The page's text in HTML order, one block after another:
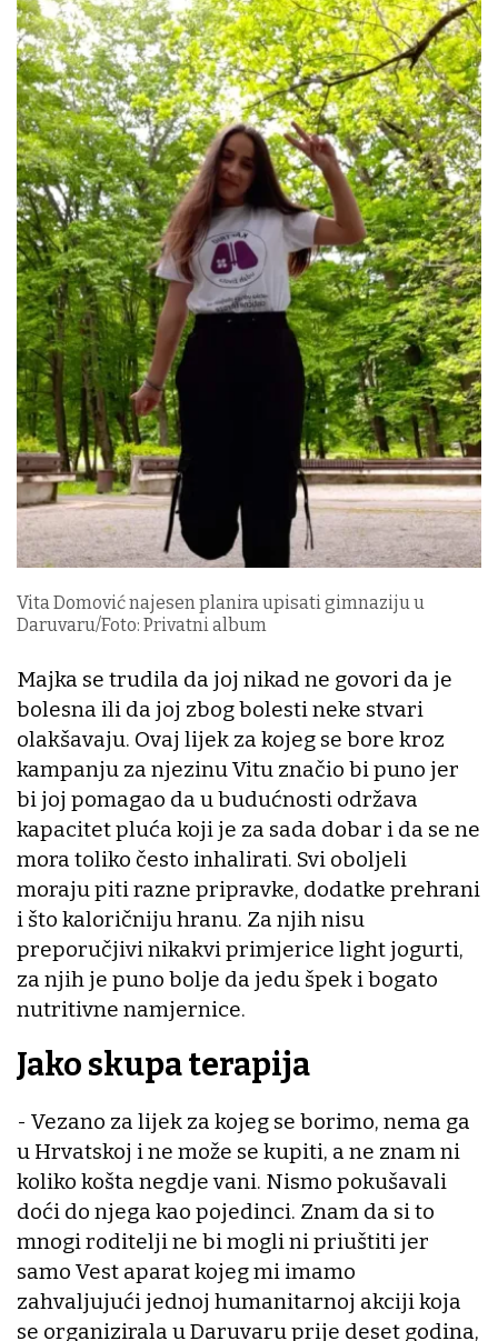
Vita Domović najesen planira upisati gimnaziju u
Daruvaru/Foto: Privatni album
Majka se trudila da joj nikad ne govori da je
bolesna ili da joj zbog bolesti neke stvari
olakšavaju. Ovaj lijek za kojeg se bore kroz
kampanju za njezinu Vitu značio bi puno jer
bi joj pomagao da u budućnosti održava
kapacitet pluća koji je za sada dobar i da se ne
mora toliko često inhalirati. Svi oboljeli
moraju piti razne pripravke, dodatke prehrani
i što kaloričniju hranu. Za njih nisu
preporučjivi nikakvi primjerice light jogurti,
za njih je puno bolje da jedu špek i bogato
nutritivne namjernice.
Jako skupa terapija
- Vezano za lijek za kojeg se borimo, nema ga
u Hrvatskoj i ne može se kupiti, a ne znam ni
koliko košta negdje vani. Nismo pokušavali
doći do njega kao pojedinci. Znam da si to
mnogi roditelji ne bi mogli ni priuštiti jer
samo Vest aparat kojeg mi imamo
zahvaljujući jednoj humanitarnoj akciji koja
se organizirala u Daruvaru prije deset godina,